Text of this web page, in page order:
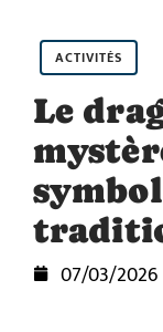
ACTIVITÉS
Le
07/03/2026